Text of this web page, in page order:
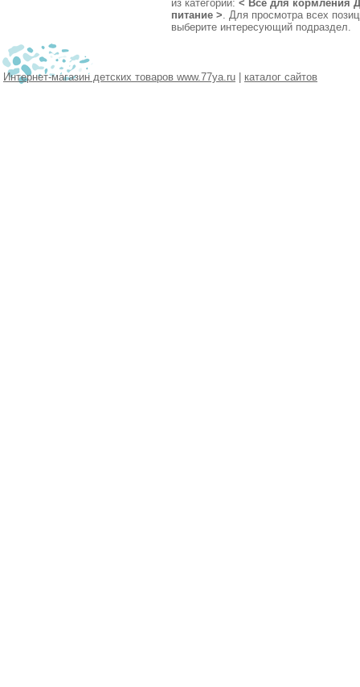
из категории: < Все для кормления
питание >. Для просмотра всех
выберите интересующий подраздел.
Интернет-магазин детских товаров www.77ya.ru каталог сайтов